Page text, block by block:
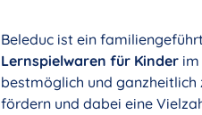
Beleduc ist ein
Lernspielwaren für Kinder
bestmöglich und ganzheitlich
fördern und dabei eine